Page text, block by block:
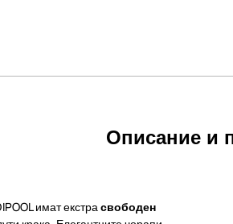
Описание и
имат екстрасвободен